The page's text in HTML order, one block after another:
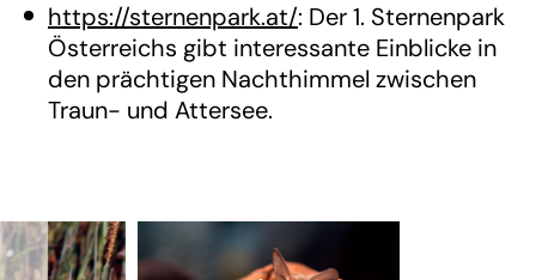
https://sternenpark.at/: Der 1. Sternenpark
Österreichs gibt interessante Einblicke in
den prächtigen Nachthimmel zwischen
Traun- und Attersee.